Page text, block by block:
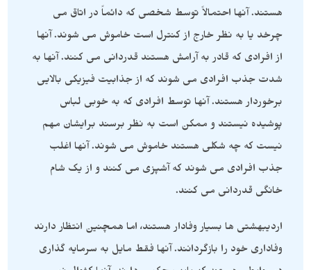
هستند. آنها احتمالاً توسط شخصی که دائماً در اتاق می
چرخد ​​یا به نظر خارج از کنترل است خاموش می شوند. آنها
از افرادی که قادر به آرامش هستند قدردانی می کنند. آنها به
شدت جذب افرادی می شوند که از جذابیت فیزیکی بالایی
برخوردار هستند. آنها توسط افرادی که به خوبی لباس
پوشیده نیستند و ممکن است به نظر برسند برایشان مهم
نیست که چه شکلی هستند خاموش می شوند. آنها اغلب
جذب افرادی می شوند که آشپزی می کنند و از یک شام
خانگی قدردانی می کنند.
اردیبهشتی ها بسیار وفادار هستند، اما همچنین انتظار دارند
وفاداری خود را بازگردانند. آنها فقط مایل به سرمایه گذاری